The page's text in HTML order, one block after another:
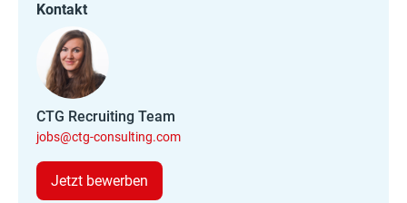
Kontakt
CTG Recruiting Team
jobs@ctg-consulting.com
Jetzt bewerben